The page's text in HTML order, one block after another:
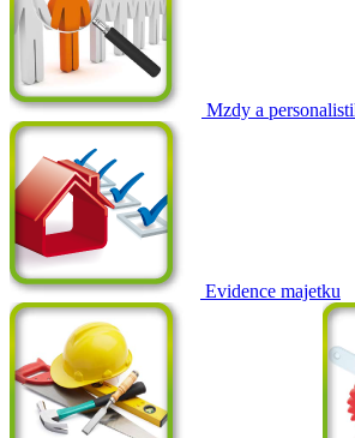
Mzdy a
Evidence majetku